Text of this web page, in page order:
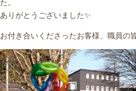
ありがとうございました✨
お付き合いくださったお客様、職員の